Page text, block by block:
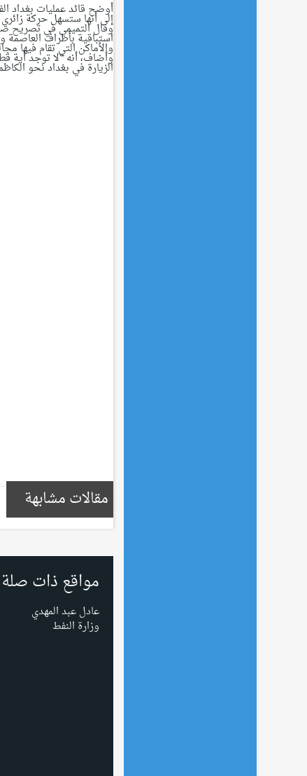
أوضح قائد عمليات بغداد
إلى أنها ستسهل حركة
وقال التميمي في تصريح
استباقية بأطراف العاصمة
والأماكن التي تقام فيها
وأضاف، أنه “لا توجد أية
الزيارة في بغداد نحو
مقالات مشابهة
مواقع ذات صلة
عادل عبد المهدي
وزارة النفط